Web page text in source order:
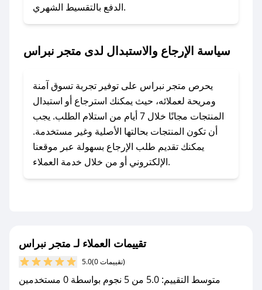
### ماذا أفعل إذا لم أجد كود خصم لمتجري
المفضل؟
مراسلتنا مباشرة وسنعمل على توفير الكوبونات في
### كيف تحصل على كوبونات خصم حصرية من
متجر نبراس؟
للحصول على كوبونات وخصومات حصرية، قم بما
يلي:
- اضغط على أيقونة متابعة لمتجر متجر نبراس في
جديد.
مع صحصح، تسوق بذكاء ووفّر على كل مشترياتك مع
كوبونات خصم حصرية من متجر نبراس!
الدفع بالتقسيط الشهري.
سياسة الإرجاع والاستبدال لدى متجر نبراس
يحرص متجر نبراس على توفير تجربة تسوق آمنة
ومريحة لعملائه، حيث يمكنك استرجاع أو استبدال
المنتجات مجانًا خلال 7 أيام من استلام الطلب. يجب
أن تكون المنتجات بحالتها الأصلية وغير مستخدمة.
يمكنك تقديم طلب الإرجاع بسهولة عبر موقعنا
الإلكتروني أو من خلال خدمة العملاء.
تقييمات العملاء لـ متجر نبراس
5.0 (0 تقييمات)
متوسط التقييم: 5.0 من 5 نجوم بواسطة 0 مستخدمين